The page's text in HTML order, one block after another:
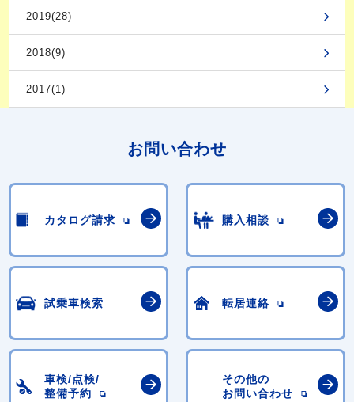
2019(28)
2018(9)
2017(1)
お問い合わせ
カタログ請求 購入相談
試乗車検索 転居連絡
車検/点検/
整備予約
その他の
お問い合わせ